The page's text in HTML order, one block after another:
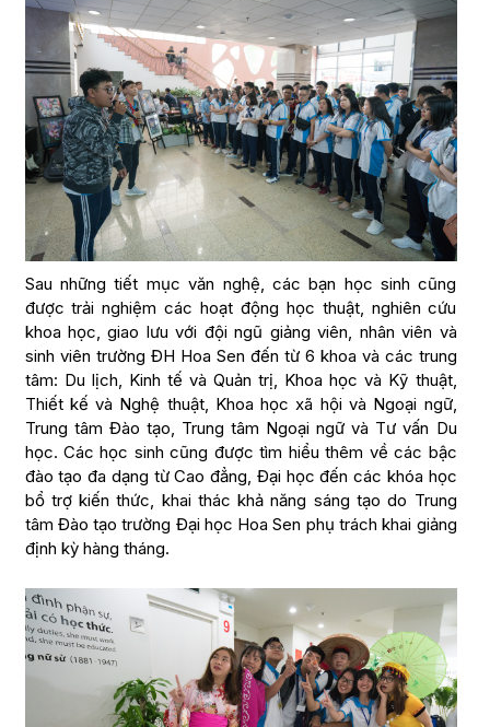
Sau những tiết mục văn nghệ, các bạn học sinh cũng
được trải nghiệm các hoạt động học thuật, nghiên cứu
khoa học, giao lưu với đội ngũ giảng viên, nhân viên và
sinh viên trường ĐH Hoa Sen đến từ 6 khoa và các trung
tâm: Du lịch, Kinh tế và Quản trị, Khoa học và Kỹ thuật,
Thiết kế và Nghệ thuật, Khoa học xã hội và Ngoại ngữ,
Trung tâm Đào tạo, Trung tâm Ngoại ngữ và Tư vấn Du
học. Các học sinh cũng được tìm hiểu thêm về các bậc
đào tạo đa dạng từ Cao đẳng, Đại học đến các khóa học
bổ trợ kiến thức, khai thác khả năng sáng tạo do Trung
tâm Đào tạo trường Đại học Hoa Sen phụ trách khai giảng
định kỳ hàng tháng.